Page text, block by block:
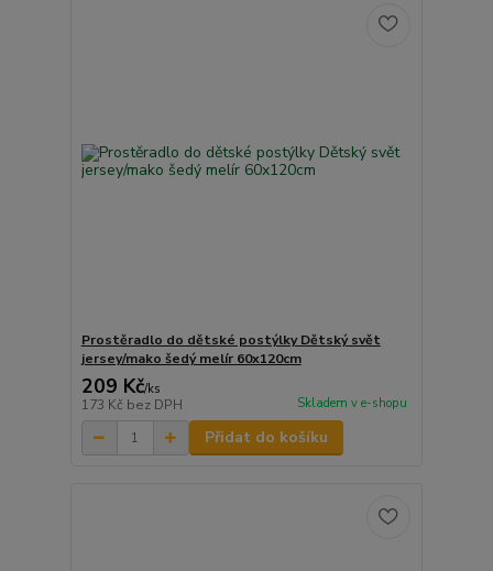
Prostěradlo do dětské postýlky Dětský svět
jersey/mako šedý melír 60x120cm
209 Kč/ks
173 Kč bez DPH Skladem v e-shopu
Přidat do košíku